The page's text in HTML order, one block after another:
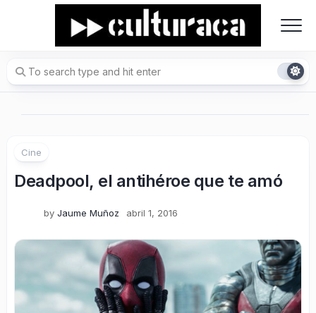
Cine
Deadpool, el antihéroe que te amó
by Jaume Muñoz abril 1, 2016